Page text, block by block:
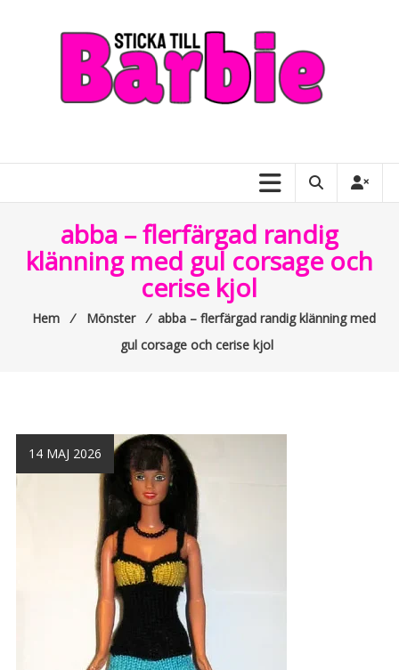
allt
om
Barbiedockor
abba – flerfärgad randig
klänning med gul corsage och
cerise kjol
Hem ⁄ Mönster ⁄ abba – flerfärgad randig klänning med
gul corsage och cerise kjol
14 MAJ 2026